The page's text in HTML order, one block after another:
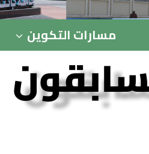
مسارات التكوين